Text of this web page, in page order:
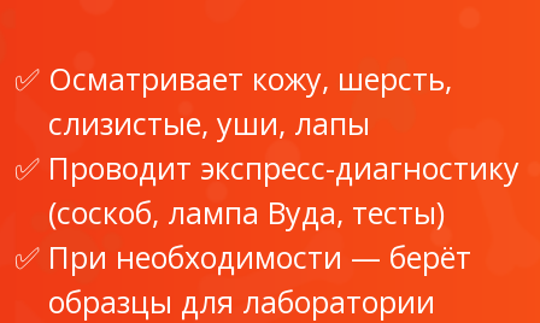
Осматривает кожу, шерсть,
слизистые, уши, лапы
Проводит экспресс-диагностику
(соскоб, лампа Вуда, тесты)
При необходимости — берёт
образцы для лаборатории